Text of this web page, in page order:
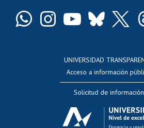
Docentes
Evaluación docente
Calificación académica
Postulación al AUCAI
UNIVERSIDAD
Acceso a información
Solicitud de información